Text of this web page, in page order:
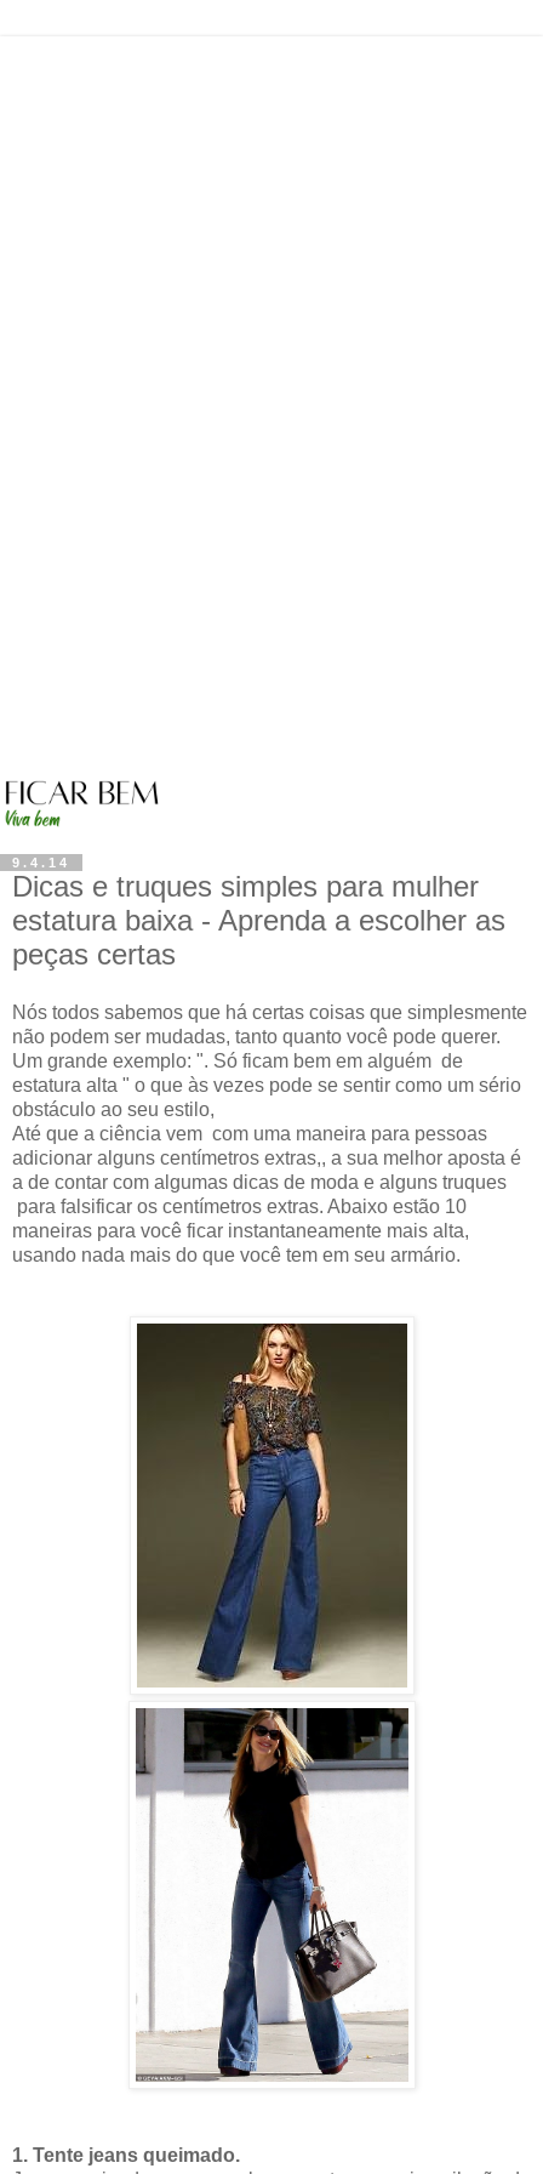
9.4.14
Dicas e truques simples para mulher
estatura baixa - Aprenda a escolher as
peças certas
Nós todos sabemos que há certas coisas que simplesmente
não podem ser mudadas, tanto quanto você pode querer.
Um grande exemplo: ". Só ficam bem em alguém de
estatura alta " o que às vezes pode se sentir como um sério
obstáculo ao seu estilo,
Até que a ciência vem com uma maneira para pessoas
adicionar alguns centímetros extras,, a sua melhor aposta é
a de contar com algumas dicas de moda e alguns truques
para falsificar os centímetros extras. Abaixo estão 10
maneiras para você ficar instantaneamente mais alta,
usando nada mais do que você tem em seu armário.
1. Tente jeans queimado.